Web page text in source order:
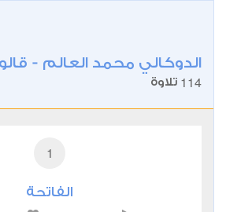
الدوكالي محمد العالم -
114 تلاوة
1
الفاتحة